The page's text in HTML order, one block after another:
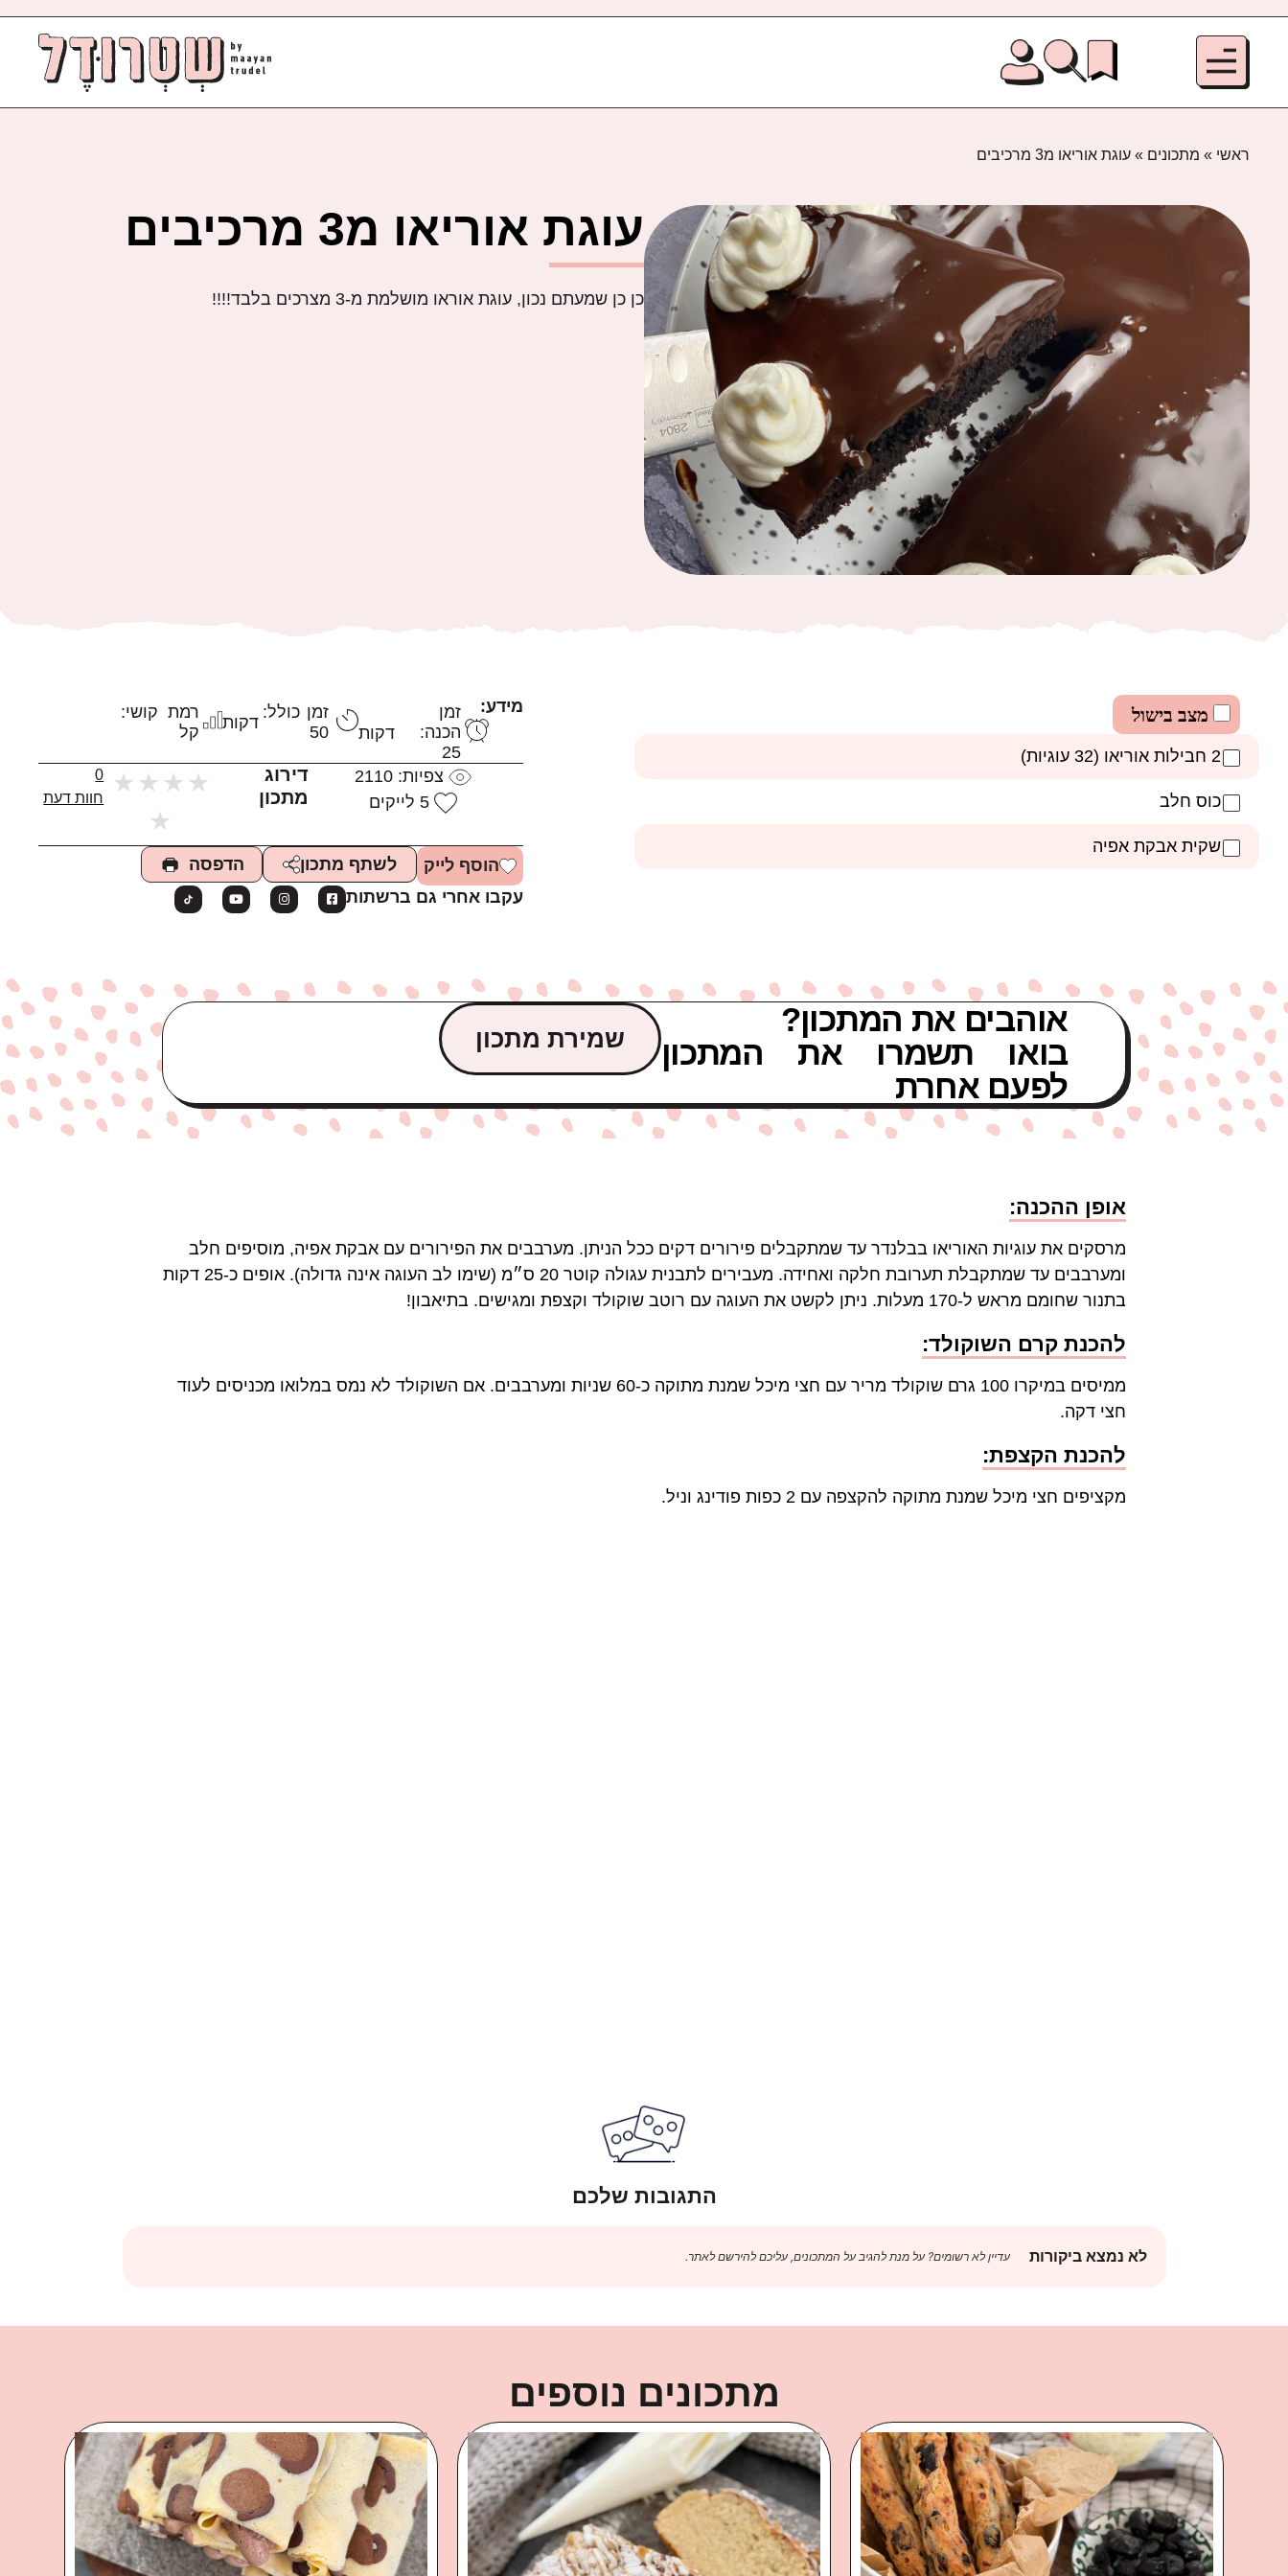
ראשי » מתכונים » עוגת אוריאו מ3 מרכיבים
עוגת אוריאו מ3 מרכיבים
כן כן שמעתם נכון, עוגת אוראו מושלמת מ-3 מצרכים בלבד!!!!
מצב בישול
2 חבילות אוריאו (32 עוגיות)
כוס חלב
שקית אבקת אפיה
מידע:
זמן
הכנה:
25
דקות
זמן כולל:
50
דקות
רמת קושי:
קל
צפיות:2110
5 לייקים
דירוג
מתכון
★
★
★
★
★
0
חוות דעת
הוסף לייק לשתף מתכון
הדפסה
עקבו אחרי גם ברשתות
אוהבים את המתכון?
בואו תשמרו את המתכון
לפעם אחרת
שמירת מתכון
אופן ההכנה:
מרסקים את עוגיות האוריאו בבלנדר עד שמתקבלים פירורים דקים ככל הניתן. מערבבים את הפירורים עם אבקת אפיה, מוסיפים חלב
ומערבבים עד שמתקבלת תערובת חלקה ואחידה. מעבירים לתבנית עגולה קוטר 20 ס״מ (שימו לב העוגה אינה גדולה). אופים כ-25 דקות
בתנור שחומם מראש ל-170 מעלות. ניתן לקשט את העוגה עם רוטב שוקולד וקצפת ומגישים. בתיאבון!
להכנת קרם השוקולד:
ממיסים במיקרו 100 גרם שוקולד מריר עם חצי מיכל שמנת מתוקה כ-60 שניות ומערבבים. אם השוקולד לא נמס במלואו מכניסים לעוד
חצי דקה.
להכנת הקצפת:
מקציפים חצי מיכל שמנת מתוקה להקצפה עם 2 כפות פודינג וניל.
התגובות שלכם
לא נמצא ביקורות עדיין לא רשומים? על מנת להגיב על המתכונים, עליכם להירשם לאתר.
מתכונים נוספים